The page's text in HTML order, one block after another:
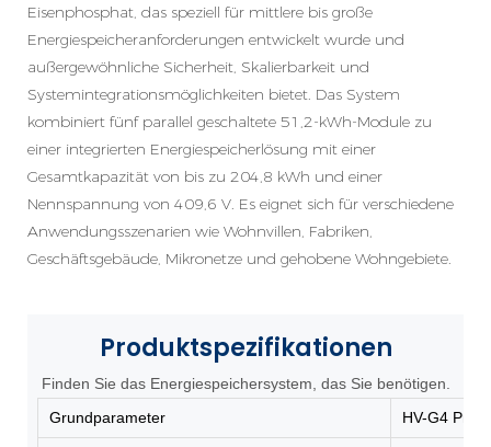
Eisenphosphat, das speziell für mittlere bis große
Energiespeicheranforderungen entwickelt wurde und
außergewöhnliche Sicherheit, Skalierbarkeit und
Systemintegrationsmöglichkeiten bietet. Das System
kombiniert fünf parallel geschaltete 51,2-kWh-Module zu
einer integrierten Energiespeicherlösung mit einer
Gesamtkapazität von bis zu 204,8 kWh und einer
Nennspannung von 409,6 V. Es eignet sich für verschiedene
Anwendungsszenarien wie Wohnvillen, Fabriken,
Geschäftsgebäude, Mikronetze und gehobene Wohngebiete.
Produktspezifikationen
Finden Sie das Energiespeichersystem, das Sie benötigen.
Grundparameter
HV-G4 Pro